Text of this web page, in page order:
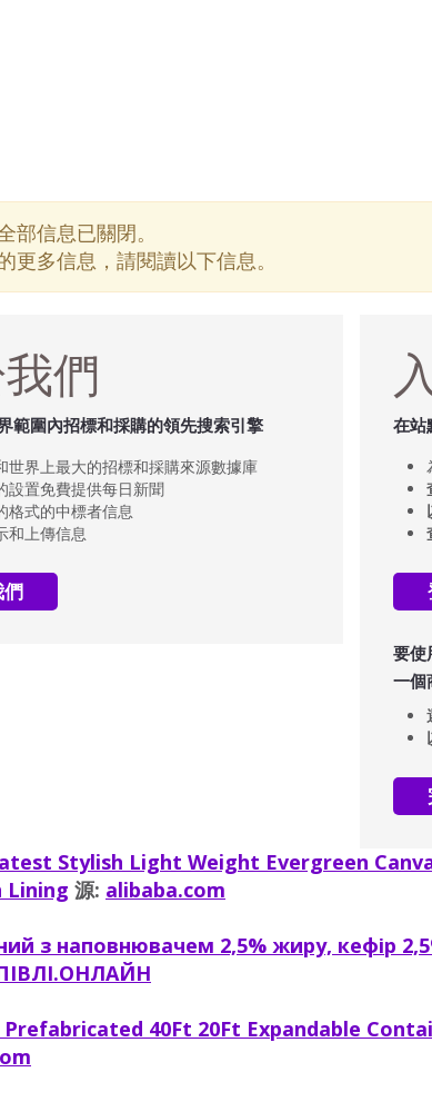
部信息已關閉。
更多信息，請閱讀以下信息。
們
範圍內招標和採購的領先搜索引擎
世界上最大的招標和採購來源數據庫
設置免費提供每日新聞
格式的中標者信息
和上傳信息
在站
要使
一個
Stylish Light Weight Evergreen
源: alibaba.com
з наповнювачем 2,5% жиру, кефір
40Ft 20Ft Expandable